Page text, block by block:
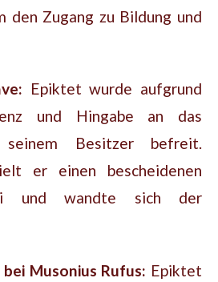
den Zugang zu Bildung und
Epiktet wurde aufgrund
und Hingabe an das
Besitzer befreit.
er einen bescheidenen
und wandte sich der
Musonius Rufus: Epiktet